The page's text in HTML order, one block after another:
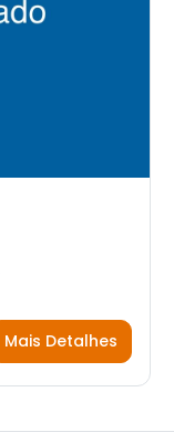
Mais Detalhes